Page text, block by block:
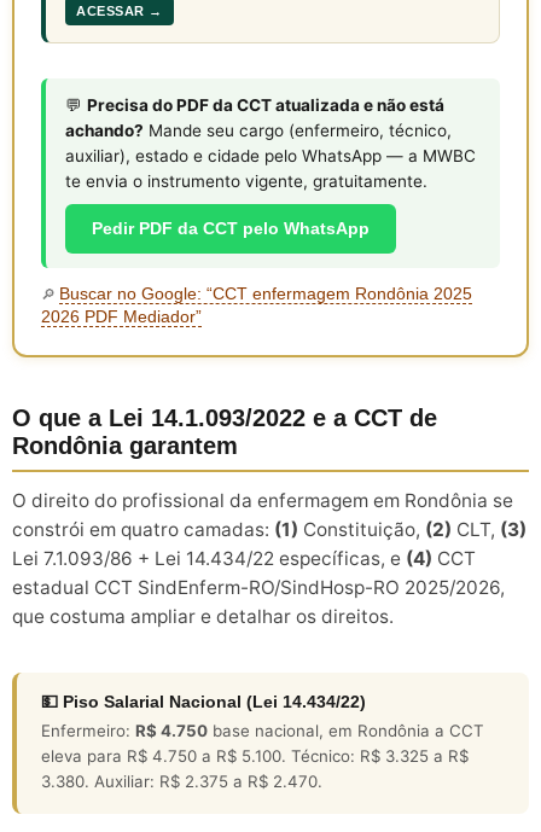
ACESSAR →
💬 Precisa do PDF da CCT atualizada e não está
achando? Mande seu cargo (enfermeiro, técnico,
auxiliar), estado e cidade pelo WhatsApp — a MWBC
te envia o instrumento vigente, gratuitamente.
Pedir PDF da CCT pelo WhatsApp
🔎 Buscar no Google: “CCT enfermagem Rondônia 2025
2026 PDF Mediador”
O que a Lei 14.1.093/2022 e a CCT de
Rondônia garantem
O direito do profissional da enfermagem em Rondônia se
constrói em quatro camadas: (1) Constituição, (2) CLT, (3)
Lei 7.1.093/86 + Lei 14.434/22 específicas, e (4) CCT
estadual CCT SindEnferm-RO/SindHosp-RO 2025/2026,
que costuma ampliar e detalhar os direitos.
💵 Piso Salarial Nacional (Lei 14.434/22)
Enfermeiro: R$ 4.750 base nacional, em Rondônia a CCT
eleva para R$ 4.750 a R$ 5.100. Técnico: R$ 3.325 a R$
3.380. Auxiliar: R$ 2.375 a R$ 2.470.